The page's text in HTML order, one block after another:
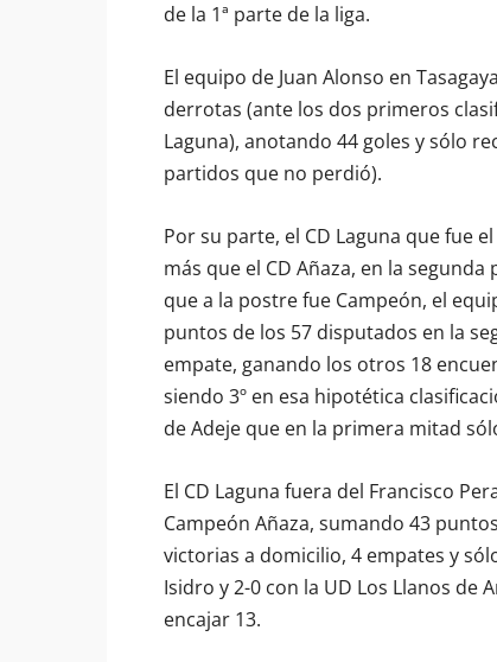
de la 1ª parte de la liga.
El equipo de Juan Alonso en
derrotas (ante los dos primeros
Laguna), anotando 44 goles y sólo
partidos que no perdió).
Por su parte, el CD Laguna que fue
más que el CD Añaza, en la
que a la postre fue Campeón, el
puntos de los 57 disputados en la
empate, ganando los otros 18
siendo 3º en esa hipotética
de Adeje que en la primera mitad
El CD Laguna fuera del Francisco
Campeón Añaza, sumando 43
victorias a domicilio, 4 empates y
Isidro y 2-0 con la UD Los Llanos
encajar 13.